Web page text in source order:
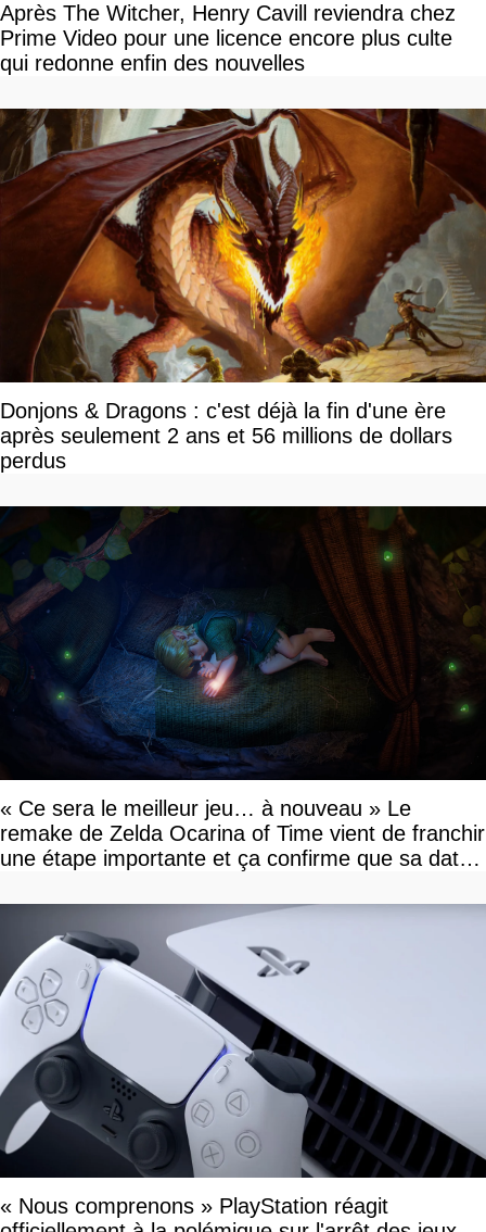
Après The Witcher, Henry Cavill reviendra chez
Prime Video pour une licence encore plus culte
qui redonne enfin des nouvelles
Donjons & Dragons : c'est déjà la fin d'une ère
après seulement 2 ans et 56 millions de dollars
perdus
« Ce sera le meilleur jeu… à nouveau » Le
remake de Zelda Ocarina of Time vient de franchir
une étape importante et ça confirme que sa date
« Nous comprenons » PlayStation réagit